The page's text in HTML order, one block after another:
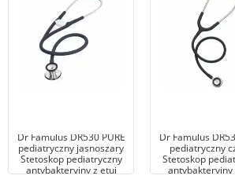
Dr Famulus DR530 PURE
pediatryczny jasnoszary
Stetoskop pediatryczny
antybakteryjny z etui
Dr Famulus
pediatryczny
Stetoskop
antybakteryjny